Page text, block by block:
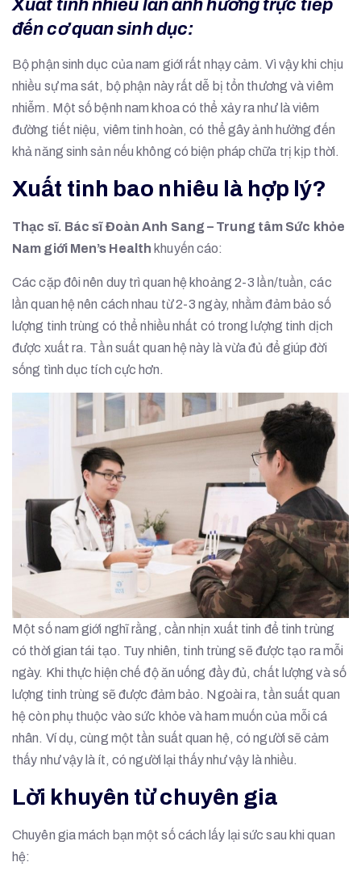
Xuất tinh nhiều lần ảnh hưởng trực tiếp
đến cơ quan sinh dục:
Bộ phận sinh dục của nam giới rất nhạy cảm. Vì vậy khi chịu
nhiều sự ma sát, bộ phận này rất dễ bị tổn thương và viêm
nhiễm. Một số bệnh nam khoa có thể xảy ra như là viêm
đường tiết niệu, viêm tinh hoàn, có thể gây ảnh hưởng đến
khả năng sinh sản nếu không có biện pháp chữa trị kịp thời.
Xuất tinh bao nhiêu là hợp lý?
Thạc sĩ. Bác sĩ Đoàn Anh Sang – Trung tâm Sức khỏe
Nam giới Men’s Health khuyến cáo:
Các cặp đôi nên duy trì quan hệ khoảng 2-3 lần/tuần, các
lần quan hệ nên cách nhau từ 2-3 ngày, nhằm đảm bảo số
lượng tinh trùng có thể nhiều nhất có trong lượng tinh dịch
được xuất ra. Tần suất quan hệ này là vừa đủ để giúp đời
sống tình dục tích cực hơn.
Một số nam giới nghĩ rằng, cần nhịn xuất tinh để tinh trùng
có thời gian tái tạo. Tuy nhiên, tinh trùng sẽ được tạo ra mỗi
ngày. Khi thực hiện chế độ ăn uống đầy đủ, chất lượng và số
lượng tinh trùng sẽ được đảm bảo. Ngoài ra, tần suất quan
hệ còn phụ thuộc vào sức khỏe và ham muốn của mỗi cá
nhân. Ví dụ, cùng một tần suất quan hệ, có người sẽ cảm
thấy như vậy là ít, có người lại thấy như vậy là nhiều.
Lời khuyên từ chuyên gia
Chuyên gia mách bạn một số cách lấy lại sức sau khi quan
hệ: